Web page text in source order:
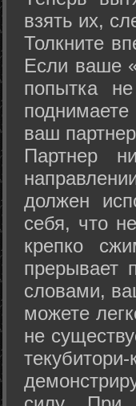
взять их,
Толкните
Если ваше
попытка
ваш
Партнер
должен
себя, что
крепко
прерывает
словами,
можете
не